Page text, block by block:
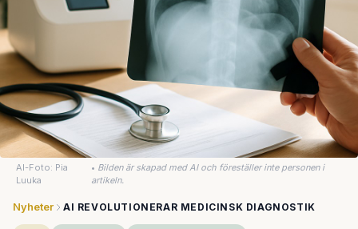
AI-Foto: Pia
Luuka
• Bilden är skapad med AI och föreställer inte personen i
artikeln.
Nyheter AI REVOLUTIONERAR MEDICINSK DIAGNOSTIK